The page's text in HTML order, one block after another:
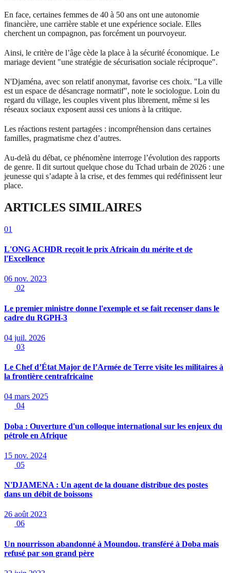
En face, certaines femmes de 40 à 50 ans ont une autonomie
financière, une carrière stable et une expérience sociale. Elles
cherchent un compagnon, pas forcément un pourvoyeur.
Ainsi, le critère de l’âge cède la place à la sécurité économique. Le
mariage devient "une stratégie de sécurisation sociale réciproque".
N'Djaména, avec son relatif anonymat, favorise ces choix. "La ville
est un espace de désancrage normatif", note le sociologue. Loin du
regard du village, les couples vivent plus librement, même si les
réseaux sociaux exposent aussi ces unions à la critique.
Les réactions restent partagées : incompréhension dans certaines
familles, pragmatisme chez d’autres.
Au-delà du débat, ce phénomène interroge l’évolution des rapports
de genre. Il dit surtout quelque chose du Tchad urbain de 2026 : une
jeunesse qui s’adapte à la crise, et des femmes qui redéfinissent leur
place.
ARTICLES SIMILAIRES
01
L'ONG ACHDR reçoit le prix Africain du mérite et de
l'Excellence
06 nov. 2023
02
Le premier ministre donne l'exemple et se fait recenser dans le
cadre du RGPH-3
04 juil. 2026
03
Le Chef d’État Major de l’Armée de Terre visite les militaires à
la frontière centrafricaine
04 mars 2025
04
Doba : Ouverture d'un colloque international sur les enjeux du
pétrole en Afrique
15 nov. 2024
05
N'DJAMENA : Un agent de la douane distribue des postes
dans un débit de boissons
26 août 2023
06
Un nourrisson abandonné à Moundou, transféré à Doba mais
refusé par son grand père